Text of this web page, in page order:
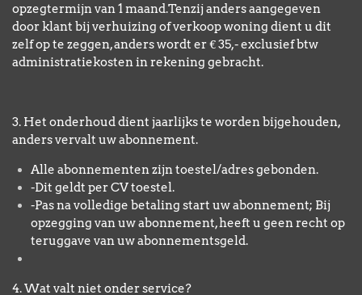
opzegtermijn van 1 maand.Tenzij anders aangegeven
door klant bij verhuizing of verkoop woning dient u dit
zelf op te zeggen, anders wordt er € 35,- exclusief btw
administratiekosten in rekening gebracht.
3. Het onderhoud dient jaarlijks te worden bijgehouden,
anders vervalt uw abonnement.
Alle abonnementen zijn toestel/adres gebonden.
-Dit geldt per CV toestel.
-Pas na volledige betaling start uw abonnement; Bij
opzegging van uw abonnement, heeft u geen recht op
teruggave van uw abonnementsgeld.
4. Wat valt niet onder service?